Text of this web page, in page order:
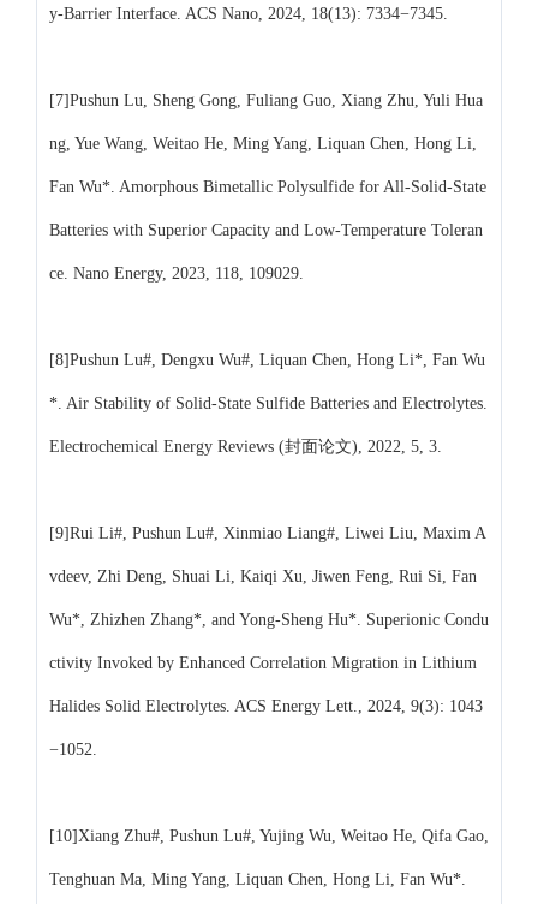
y-Barrier Interface. ACS Nano, 2024, 18(13): 7334−7345.
[7]Pushun Lu, Sheng Gong, Fuliang Guo, Xiang Zhu, Yuli Hua
ng, Yue Wang, Weitao He, Ming Yang, Liquan Chen, Hong Li,
Fan Wu*. Amorphous Bimetallic Polysulfide for All-Solid-State
Batteries with Superior Capacity and Low-Temperature Toleran
ce. Nano Energy, 2023, 118, 109029.
[8]Pushun Lu#, Dengxu Wu#, Liquan Chen, Hong Li*, Fan Wu
*. Air Stability of Solid‑State Sulfide Batteries and Electrolytes.
Electrochemical Energy Reviews (封面论文), 2022, 5, 3.
[9]Rui Li#, Pushun Lu#, Xinmiao Liang#, Liwei Liu, Maxim A
vdeev, Zhi Deng, Shuai Li, Kaiqi Xu, Jiwen Feng, Rui Si, Fan
Wu*, Zhizhen Zhang*, and Yong-Sheng Hu*. Superionic Condu
ctivity Invoked by Enhanced Correlation Migration in Lithium
Halides Solid Electrolytes. ACS Energy Lett., 2024, 9(3): 1043
−1052.
[10]Xiang Zhu#, Pushun Lu#, Yujing Wu, Weitao He, Qifa Gao,
Tenghuan Ma, Ming Yang, Liquan Chen, Hong Li, Fan Wu*.